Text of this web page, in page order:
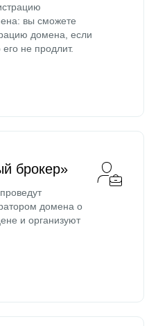
вы сможете
домена, если
не продлит.
брокер»
домена о
и организуют